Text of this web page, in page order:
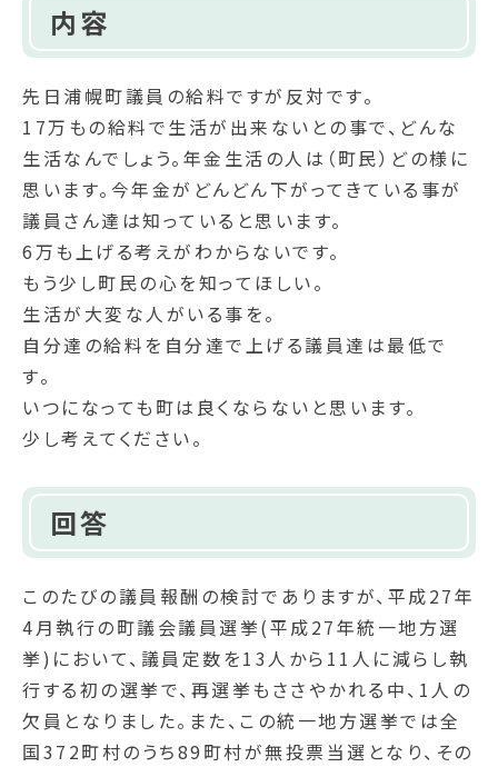
内容
先日浦幌町議員の給料ですが反対です。
17万もの給料で生活が出来ないとの事で、どんな
生活なんでしょう。年金生活の人は（町民）どの様に
思います。今年金がどんどん下がってきている事が
議員さん達は知っていると思います。
6万も上げる考えがわからないです。
もう少し町民の心を知ってほしい。
生活が大変な人がいる事を。
自分達の給料を自分達で上げる議員達は最低で
す。
いつになっても町は良くならないと思います。
少し考えてください。
回答
このたびの議員報酬の検討でありますが、平成27年
4月執行の町議会議員選挙(平成27年統一地方選
挙)において、議員定数を13人から11人に減らし執
行する初の選挙で、再選挙もささやかれる中、1人の
欠員となりました。また、この統一地方選挙では全
国372町村のうち89町村が無投票当選となり、その